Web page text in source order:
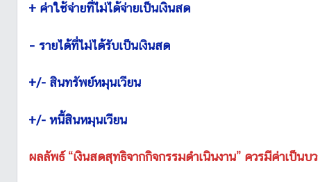
+ ค่าใช้จ่ายที่ไม่ได้จ่ายเป็นเงินสด
– รายได้ที่ไม่ได้รับเป็นเงินสด
+/- สินทรัพย์หมุนเวียน
+/- หนี้สินหมุนเวียน
ผลลัพธ์ “เงินสดสุทธิจากกิจกรรมดำเนินงาน” ควรมีค่าเป็นบ